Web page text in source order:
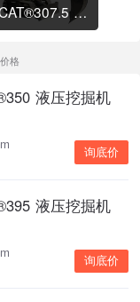
CAT®307.5 液压挖掘机
格
液压挖掘机
询底价
液压挖掘机
询底价